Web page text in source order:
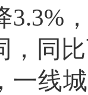
3.3%
，同
一线